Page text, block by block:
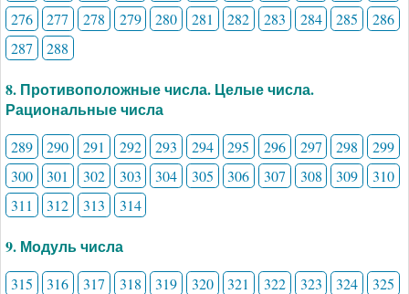
276
277 278 279 280 281 282 283 284 285
286
287
288
8. Противоположные числа. Целые числа.
Рациональные числа
289 290 291 292 293 294 295 296 297 298
299
300
301 302 303 304 305 306 307 308 309
310
311
312 313 314
9. Модуль числа
315 316 317 318 319 320 321 322 323 324
325